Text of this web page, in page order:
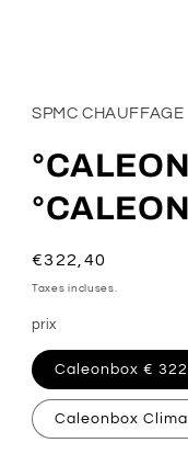
SPMC CHAUFFAGE
Prix
habituel
€322,40
Taxes incluses.
prix
Caleonbox €
Caleonbox